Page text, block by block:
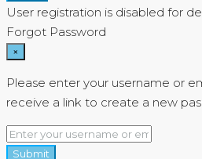
User registration is disabled for
Forgot Password
×
Please enter your username or
receive a link to create a new
Submit